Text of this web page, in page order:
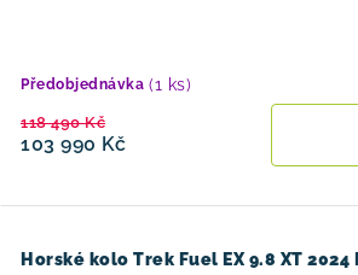
Předobjednávka (1 ks)
103 990 Kč
118 490 Kč
Horské kolo Trek Fuel EX 9.8 XT 2024